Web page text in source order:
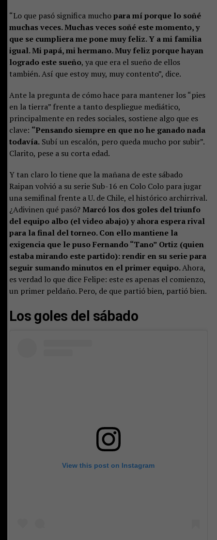
“Lo que pasó significa muchopara mí porque lo soñé
muchas veces. Muchas veces soñé este momento, y
que se cumpliera me pone muy feliz. Y a mi familia
igual. Mi papá, mi hermano. Muy feliz porque hayan
logrado este sueño, ya que era el sueño de ellos
también. Así que estoy muy, muy contento”, dice.
Ante la pregunta de cómo hace para mantener los “pies
en la tierra” frente a tanto despliegue mediático,
principalmente en redes sociales, sostiene algo que es
clave: “Pensando siempre en que no he ganado nada
todavía.Subí un escalón, pero queda mucho por subir”.
Clarito, pese a su corta edad.
Y tan claro lo tiene que la mañana de este sábado
Raipan volvió a su serie Sub-16 en Colo Colo para jugar
una semifinal frente a U. de Chile, el histórico archirrival.
¿Adivinen qué pasó?Marcó los dos goles del triunfo
del equipo albo (el video abajo) y ahora espera rival
para la final del torneo. Con ello mantiene la
exigencia que le puso Fernando “Tano” Ortiz (quien
estaba mirando este partido): rendir en su serie para
seguir sumando minutos en el primer equipo.Ahora,
es verdad lo que dice Felipe: este es apenas el comienzo,
un primer peldaño. Pero, de que partió bien, partió bien.
Los goles del sábado
View this post on Instagram